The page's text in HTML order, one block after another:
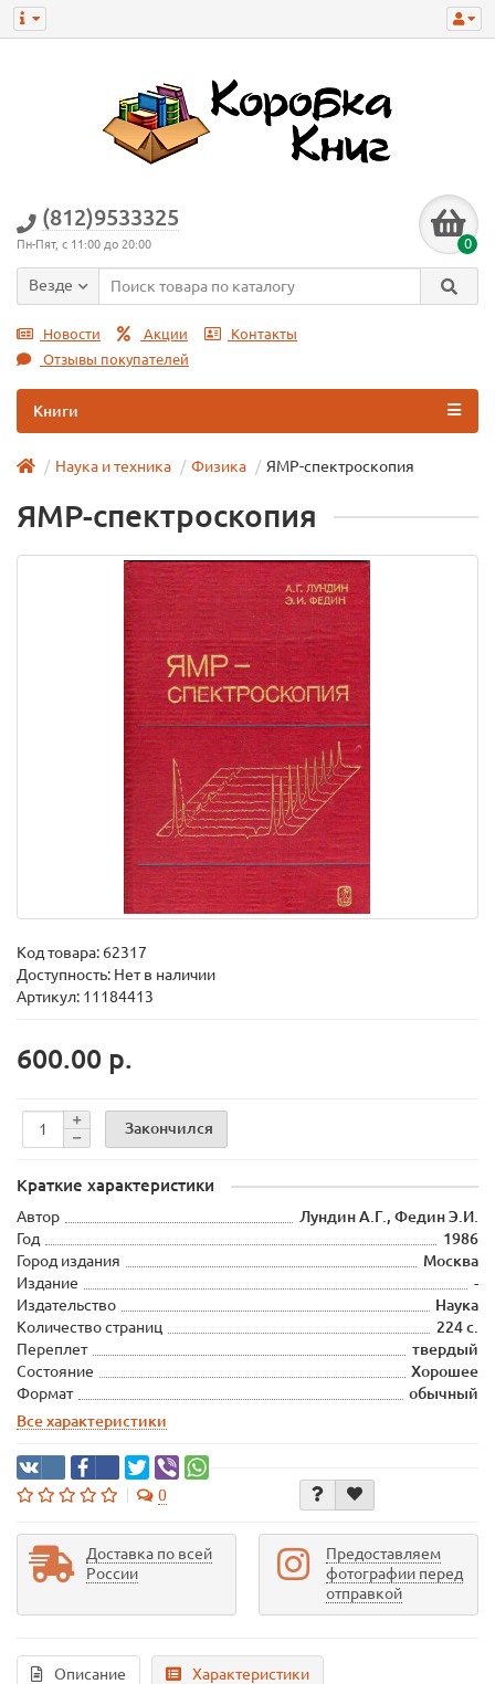
(812)9533325
Пн-Пят, с 11:00 до 20:00 0
Везде
Новости Акции
Контакты
Отзывы покупателей
Книги
Наука и техника Физика ЯМР-спектроскопия
ЯМР-спектроскопия
Код товара: 62317
Доступность: Нет в наличии
Артикул: 11184413
600.00 р.
Закончился
Краткие характеристики
Автор
Лундин А.Г., Федин Э.И.
Год
1986
Город издания
Москва
Издание
-
Издательство
Наука
Количество страниц
224 с.
Переплет
твердый
Состояние
Хорошее
Формат
обычный
Все характеристики
0
Доставка по всей
России
Предоставляем
фотографии перед
отправкой
Описание Характеристики